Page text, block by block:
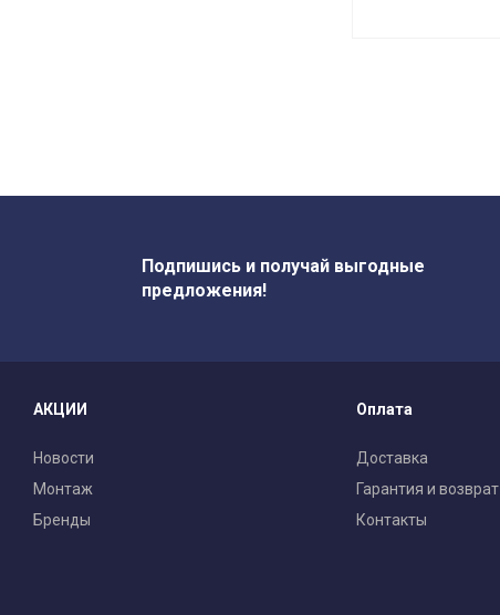
Подпишись и получай выгодные
предложения!
АКЦИИ
Новости
Монтаж
Бренды
Оплата
Доставка
Гарантия и возврат
Контакты